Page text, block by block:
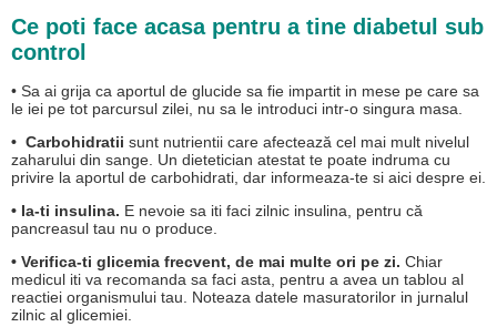
Ce poti face acasa pentru a tine diabetul sub
control
• Sa ai grija ca aportul de glucide sa fie impartit in mese pe care sa
le iei pe tot parcursul zilei, nu sa le introduci intr-o singura masa.
• Carbohidratii sunt nutrientii care afectează cel mai mult nivelul
zaharului din sange. Un dietetician atestat te poate indruma cu
privire la aportul de carbohidrati, dar informeaza-te si aici despre ei.
• Ia-ti insulina. E nevoie sa iti faci zilnic insulina, pentru că
pancreasul tau nu o produce.
• Verifica-ti glicemia frecvent, de mai multe ori pe zi. Chiar
medicul iti va recomanda sa faci asta, pentru a avea un tablou al
reactiei organismului tau. Noteaza datele masuratorilor in jurnalul
zilnic al glicemiei.